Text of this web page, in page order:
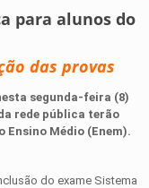
para alunos do
das provas
segunda-feira (8)
rede pública terão
Médio (Enem).
do exame Sistema